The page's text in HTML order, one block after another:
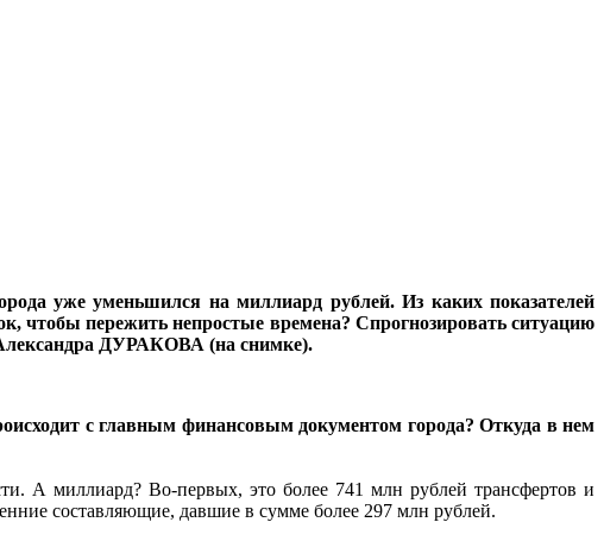
уже уменьшился на миллиард рублей. Из каких показателей
чтобы пережить непростые времена? Спрогнозировать ситуацию
Александра ДУРАКОВА (на снимке).
с главным финансовым документом города? Откуда в нем
А миллиард? Во-первых, это более 741 млн рублей трансфертов и
составляющие, давшие в сумме более 297 млн рублей.